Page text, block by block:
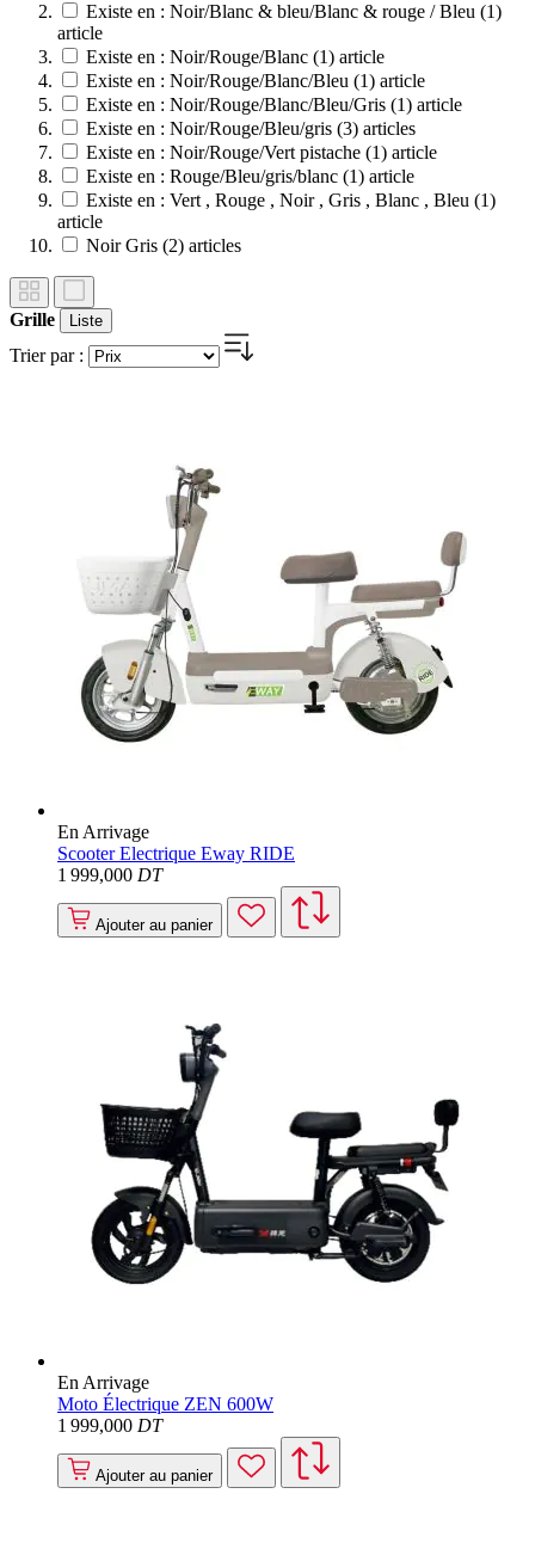
Existe en : Noir/Blanc & bleu/Blanc & rouge / Bleu (1)
article
Existe en : Noir/Rouge/Blanc (1) article
Existe en : Noir/Rouge/Blanc/Bleu (1) article
Existe en : Noir/Rouge/Blanc/Bleu/Gris (1) article
Existe en : Noir/Rouge/Bleu/gris (3) articles
Existe en : Noir/Rouge/Vert pistache (1) article
Existe en : Rouge/Bleu/gris/blanc (1) article
Existe en : Vert , Rouge , Noir , Gris , Blanc , Bleu (1)
article
Noir Gris (2) articles
Grille Liste
Trier par :
En Arrivage
Scooter Electrique Eway RIDE
1 999,000 DT
Ajouter au panier
En Arrivage
Moto Électrique ZEN 600W
1 999,000 DT
Ajouter au panier